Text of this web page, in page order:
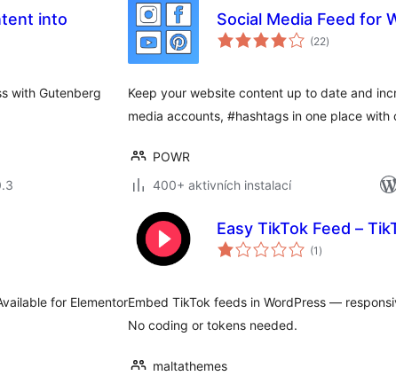
into
with Gutenberg
Social Media Feed for
(22celkové
hodnocení
)
Keep your website content up to date and
media accounts, #hashtags in one place with
POWR
400+ aktivních instalací
for Elementor
Easy TikTok Feed –
(1 celkové
hodnocení
)
Embed TikTok feeds in WordPress —
No coding or tokens needed.
maltathemes